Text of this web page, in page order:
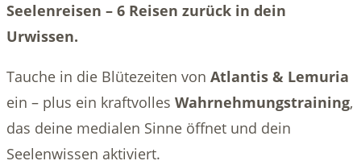
Seelenreisen – 6 Reisen zurück in dein
Urwissen.
Tauche in die Blütezeiten von Atlantis & Lemuria
ein – plus ein kraftvolles Wahrnehmungstraining,
das deine medialen Sinne öffnet und dein
Seelenwissen aktiviert.